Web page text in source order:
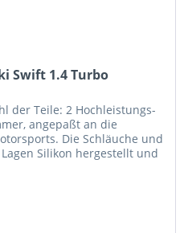
Swift 1.4 Turbo
der Teile: 2 Hochleistungs-
ange­­paßt an die
Die Schläuche und
Silikon hergestellt und